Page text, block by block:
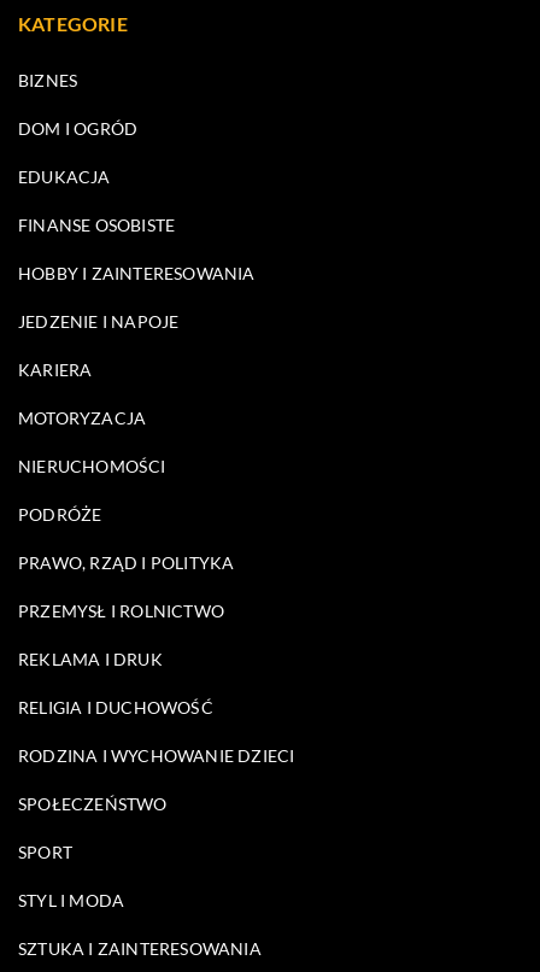
KATEGORIE
BIZNES
DOM I OGRÓD
EDUKACJA
FINANSE OSOBISTE
HOBBY I ZAINTERESOWANIA
JEDZENIE I NAPOJE
KARIERA
MOTORYZACJA
NIERUCHOMOŚCI
PODRÓŻE
PRAWO, RZĄD I POLITYKA
PRZEMYSŁ I ROLNICTWO
REKLAMA I DRUK
RELIGIA I DUCHOWOŚĆ
RODZINA I WYCHOWANIE DZIECI
SPOŁECZEŃSTWO
SPORT
STYL I MODA
SZTUKA I ZAINTERESOWANIA